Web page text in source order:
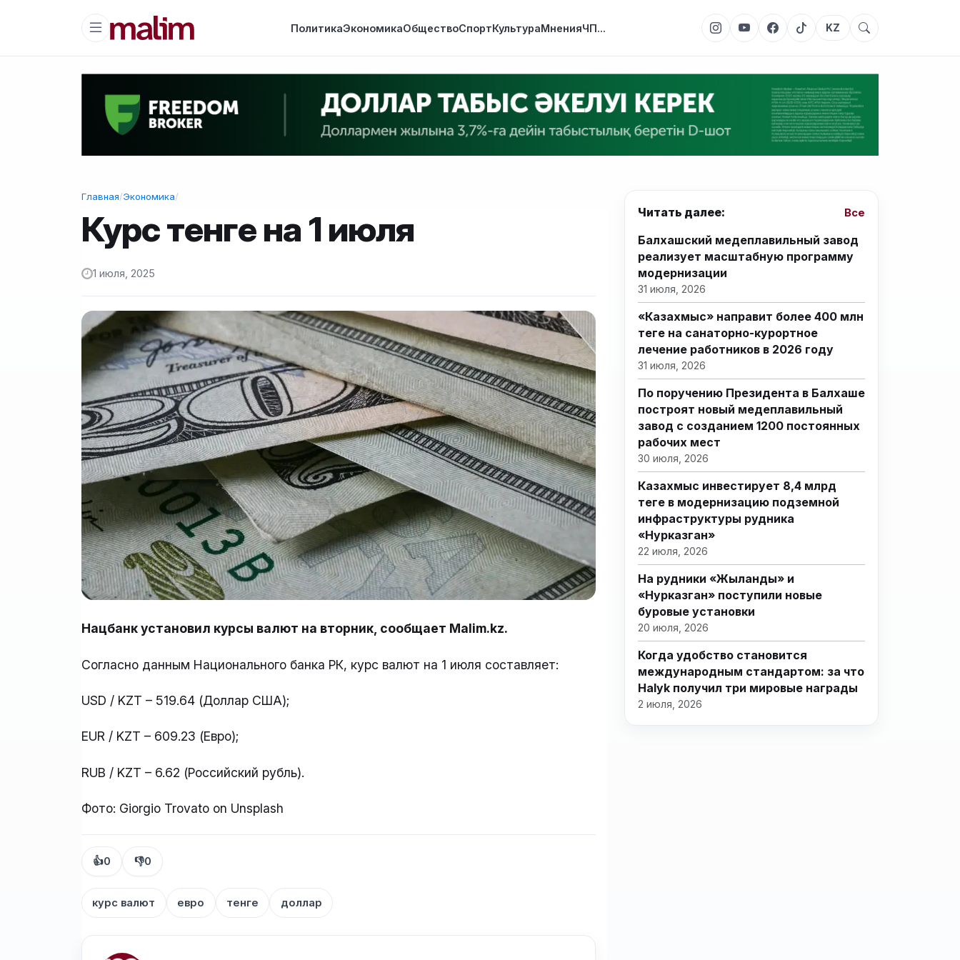
ПолитикаЭкономикаОбществоСпортКультураМненияЧП... KZ
Главная/Экономика/
Курс тенге на 1 июля
1 июля, 2025
Нацбанк установил курсы валют на вторник, сообщает Malim.kz.
Согласно данным Национального банка РК, курс валют на 1 июля составляет:
USD / KZT – 519.64 (Доллар США);
EUR / KZT – 609.23 (Евро);
RUB / KZT – 6.62 (Российский рубль).
Фото: Giorgio Trovato on Unsplash
👍0 👎0
курс валют евро тенге доллар
Читать далее: Все
Балхашский медеплавильный завод
реализует масштабную программу
модернизации
31 июля, 2026
«Казахмыс» направит более 400 млн
теңге на санаторно-курортное
лечение работников в 2026 году
31 июля, 2026
По поручению Президента в Балхаше
построят новый медеплавильный
завод с созданием 1200 постоянных
рабочих мест
30 июля, 2026
Казахмыс инвестирует 8,4 млрд
теңге в модернизацию подземной
инфраструктуры рудника
«Нурказган»
22 июля, 2026
На рудники «Жыланды» и
«Нурказган» поступили новые
буровые установки
20 июля, 2026
Когда удобство становится
международным стандартом: за что
Halyk получил три мировые награды
2 июля, 2026